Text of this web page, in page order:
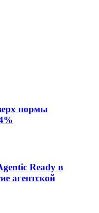
нормы
Ready в
агентской